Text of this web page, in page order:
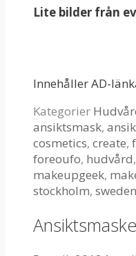
Lite bilder från
Innehåller AD-
Kategorier
ansiktsmask,
cosmetics, create,
foreoufo, hudvård,
makeupgeek,
stockholm, sweden